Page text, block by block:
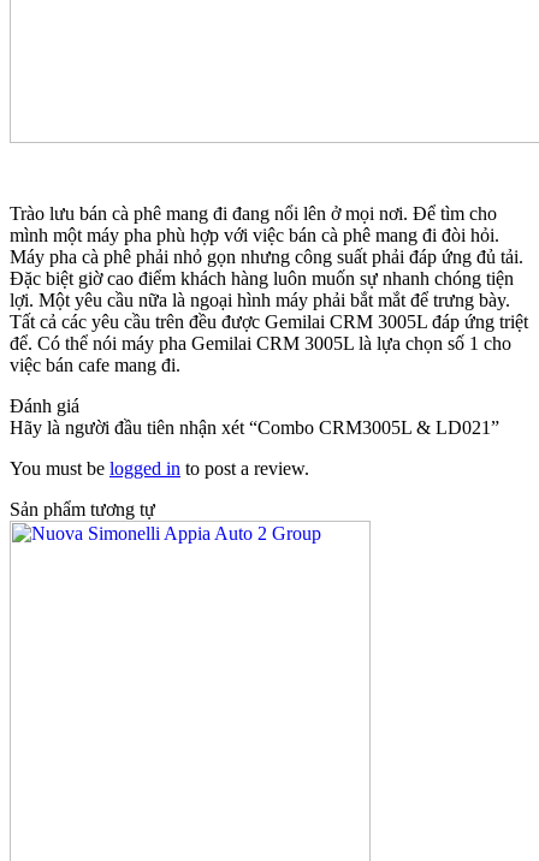
Trào lưu bán cà phê mang đi đang nổi lên ở mọi nơi. Để tìm cho
mình một máy pha phù hợp với việc bán cà phê mang đi đòi hỏi.
Máy pha cà phê phải nhỏ gọn nhưng công suất phải đáp ứng đủ tải.
Đặc biệt giờ cao điểm khách hàng luôn muốn sự nhanh chóng tiện
lợi. Một yêu cầu nữa là ngoại hình máy phải bắt mắt để trưng bày.
Tất cả các yêu cầu trên đều được Gemilai CRM 3005L đáp ứng triệt
để. Có thể nói máy pha Gemilai CRM 3005L là lựa chọn số 1 cho
việc bán cafe mang đi.
Đánh giá
Hãy là người đầu tiên nhận xét “Combo CRM3005L & LD021”
You must be logged in to post a review.
Sản phẩm tương tự